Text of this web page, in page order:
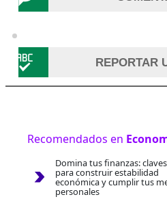
REPORTAR
Recomendados en
Domina tus finanzas: claves
para construir estabilidad
económica y cumplir tus
personales